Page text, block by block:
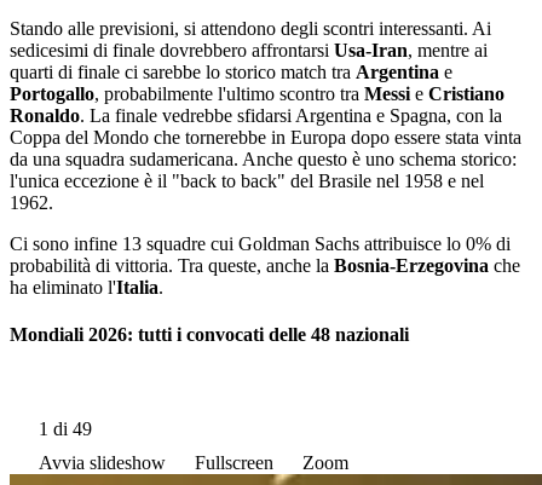
Stando alle previsioni, si attendono degli scontri interessanti. Ai
sedicesimi di finale dovrebbero affrontarsi Usa-Iran, mentre ai
quarti di finale ci sarebbe lo storico match tra Argentina e
Portogallo, probabilmente l'ultimo scontro tra Messi e Cristiano
Ronaldo. La finale vedrebbe sfidarsi Argentina e Spagna, con la
Coppa del Mondo che tornerebbe in Europa dopo essere stata vinta
da una squadra sudamericana. Anche questo è uno schema storico:
l'unica eccezione è il "back to back" del Brasile nel 1958 e nel
1962.
Ci sono infine 13 squadre cui Goldman Sachs attribuisce lo 0% di
probabilità di vittoria. Tra queste, anche la Bosnia-Erzegovina che
ha eliminato l'Italia.
Mondiali 2026: tutti i convocati delle 48 nazionali
1 di 49
Avvia slideshow
Fullscreen Zoom